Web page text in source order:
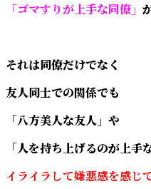
「ゴマすりが上手な同僚」
それは同僚だけでなく
友人同士での関係でも
「八方美人な友人」や
「人を持ち上げるのが上手
イライラして嫌悪感を感じ